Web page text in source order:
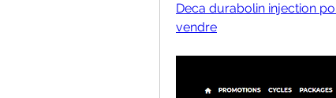
Deca durabolin injection
vendre